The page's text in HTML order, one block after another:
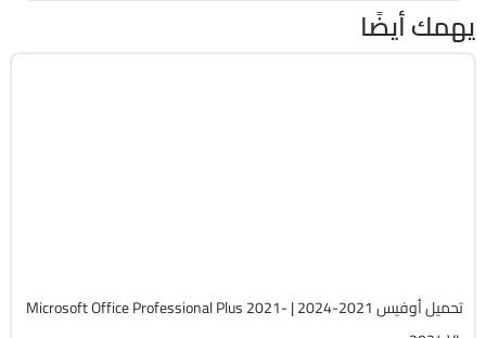
يهمك أيضًا
تحميل أوفيس 2021-2024 | Microsoft Office Professional Plus 2021-